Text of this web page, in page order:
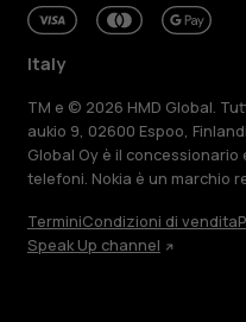
Italy
TM e © 2026 HMD Global.
aukio 9, 02600 Espoo,
Global Oy è il
telefoni. Nokia è un marchio
TerminiCondizioni di vendita
Speak Up channel